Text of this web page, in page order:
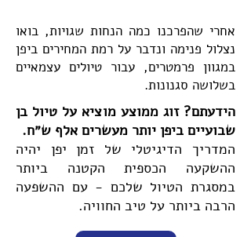
אחרי שהפרכנו כמה הנחות שגויות, בואו
נצלול פנימה ונדבר על רמת המחירים ביפן
במגוון פרמטרים, עבור טיולים עצמאיים
בשלושה סגנונות.
הידעתם? זוג ממוצע מוציא על טיול בן
שבועיים ביפן יותר מעשרים אלף ש״ח.
המדריך הדיגיטלי של זמן יפן יהיה
ההשקעה הכספית הקטנה ביותר
במסגרת הטיול שלכם - עם ההשפעה
הרבה ביותר על טיב החוויה.